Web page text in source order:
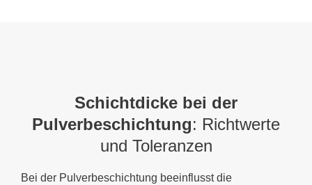
Schichtdicke bei der
Pulverbeschichtung: Richtwerte
und Toleranzen
Bei der Pulverbeschichtung beeinflusst die